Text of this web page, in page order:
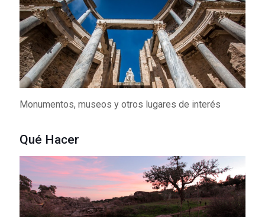
5
Alrededores de Mérida
Monumentos, museos y otros lugares de interés
Qué Hacer